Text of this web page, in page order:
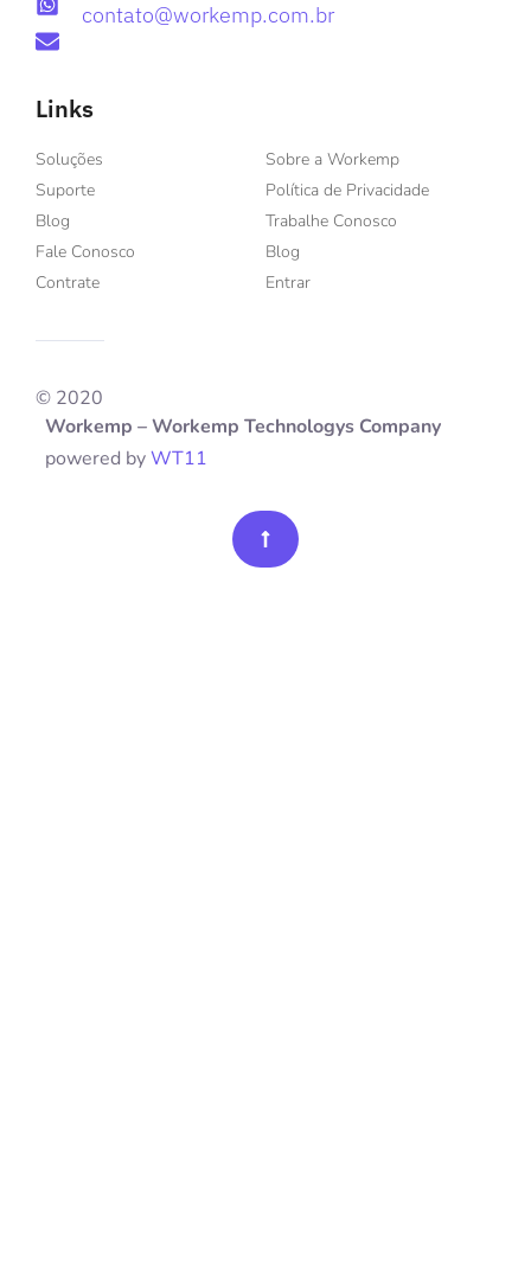
contato@workemp.com.br
Links
Soluções
Suporte
Blog
Fale Conosco
Contrate
Sobre a Workemp
Política de Privacidade
Trabalhe Conosco
Blog
Entrar
© 2020
Workemp – Workemp Technologys Company
powered byWT11